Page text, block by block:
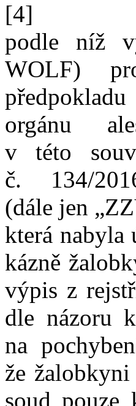
[4]
podle
níž
WOLF)
orgánu
v
této
č.
134/
(dále jen
která nabyla
kázně
výpis z
dle názoru
na
že
soud pouze